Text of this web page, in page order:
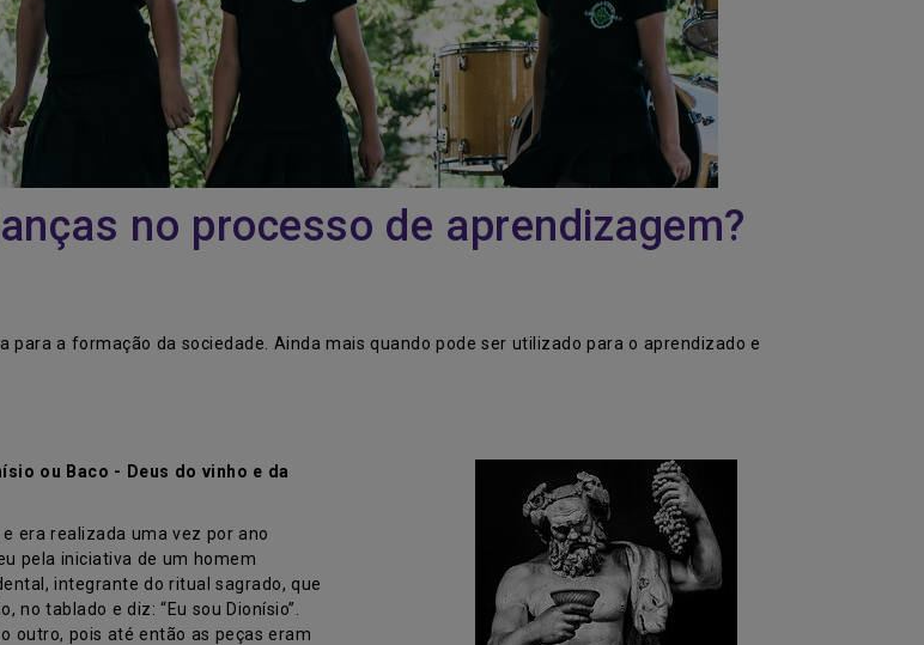
no processo de aprendizagem?
a formação da sociedade. Ainda mais quando pode ser utilizado para o aprendizado e
ou Baco - Deus do vinho e da
era realizada uma vez por ano
pela iniciativa de um homem
integrante do ritual sagrado, que
tablado e diz: “Eu sou Dionísio”.
outro, pois até então as peças eram